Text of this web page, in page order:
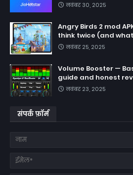
नवंबर 30, 2025
Angry Birds 2 mod
think twice (and
नवंबर 25, 2025
Volume Booster —
guide and honest
नवंबर 23, 2025
संपर्क फ़ॉर्म